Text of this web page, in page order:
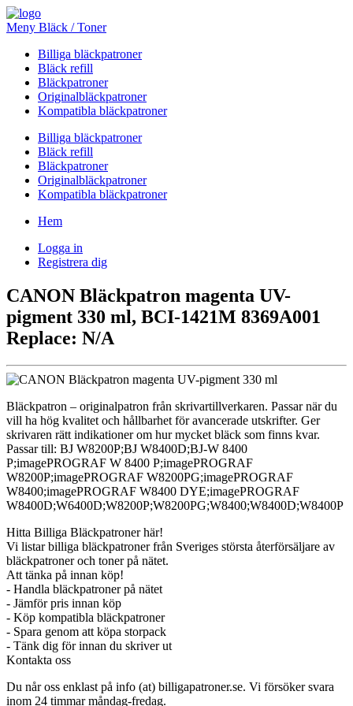
Meny Bläck / Toner
Billiga bläckpatroner
Bläck refill
Bläckpatroner
Originalbläckpatroner
Kompatibla bläckpatroner
Billiga bläckpatroner
Bläck refill
Bläckpatroner
Originalbläckpatroner
Kompatibla bläckpatroner
Hem
Logga in
Registrera dig
CANON Bläckpatron magenta UV-
pigment 330 ml, BCI-1421M 8369A001
Replace: N/A
Bläckpatron – originalpatron från skrivartillverkaren. Passar när du
vill ha hög kvalitet och hållbarhet för avancerade utskrifter. Ger
skrivaren rätt indikationer om hur mycket bläck som finns kvar.
Passar till: BJ W8200P;BJ W8400D;BJ-W 8400
P;imagePROGRAF W 8400 P;imagePROGRAF
W8200P;imagePROGRAF W8200PG;imagePROGRAF
W8400;imagePROGRAF W8400 DYE;imagePROGRAF
W8400D;W6400D;W8200P;W8200PG;W8400;W8400D;W8400P
Hitta Billiga Bläckpatroner här!
Vi listar billiga bläckpatroner från Sveriges största återförsäljare av
bläckpatroner och toner på nätet.
Att tänka på innan köp!
- Handla bläckpatroner på nätet
- Jämför pris innan köp
- Köp kompatibla bläckpatroner
- Spara genom att köpa storpack
- Tänk dig för innan du skriver ut
Kontakta oss
Du når oss enklast på info (at) billigapatroner.se. Vi försöker svara
inom 24 timmar måndag-fredag.